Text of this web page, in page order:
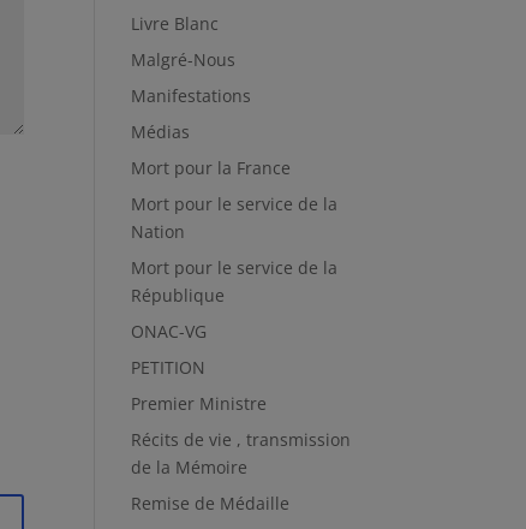
Livre Blanc
Malgré-Nous
Manifestations
Médias
Mort pour la France
Mort pour le service de la
Nation
Mort pour le service de la
République
ONAC-VG
PETITION
Premier Ministre
Récits de vie , transmission
de la Mémoire
Remise de Médaille